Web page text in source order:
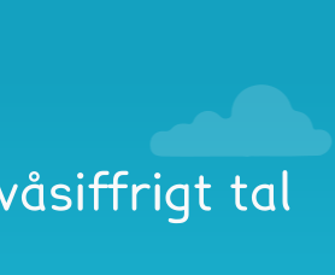
tal